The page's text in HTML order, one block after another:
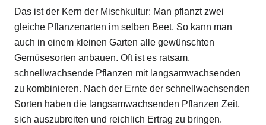
Das ist der Kern der Mischkultur: Man pflanzt zwei
gleiche Pflanzenarten im selben Beet. So kann man
auch in einem kleinen Garten alle gewünschten
Gemüsesorten anbauen. Oft ist es ratsam,
schnellwachsende Pflanzen mit langsamwachsenden
zu kombinieren. Nach der Ernte der schnellwachsenden
Sorten haben die langsamwachsenden Pflanzen Zeit,
sich auszubreiten und reichlich Ertrag zu bringen.